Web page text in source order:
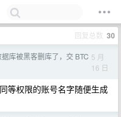
回复总数 30
库被黑客删库了，交 BTC 5 月
16 日
等权限的账号名字随便生成